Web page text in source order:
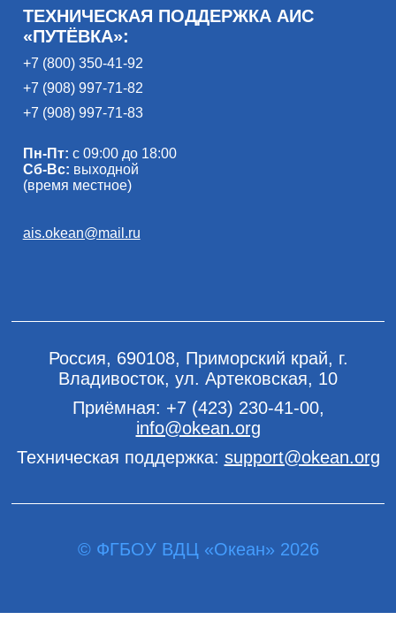
ТЕХНИЧЕСКАЯ ПОДДЕРЖКА АИС
«ПУТЁВКА»:
+7 (800) 350-41-92
+7 (908) 997-71-82
+7 (908) 997-71-83
Пн-Пт: с 09:00 до 18:00
Сб-Вс: выходной
(время местное)
ais.okean@mail.ru
Россия, 690108, Приморский край, г.
Владивосток, ул. Артековская, 10
Приёмная: +7 (423) 230-41-00,
info@okean.org
Техническая поддержка: support@okean.org
© ФГБОУ ВДЦ «Океан» 2026